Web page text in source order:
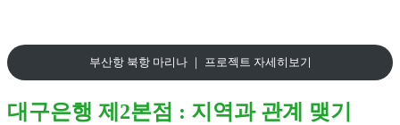
부산항 북항 마리나 ｜ 프로젝트 자세히보기
대구은행 제2본점 : 지역과 관계 맺기